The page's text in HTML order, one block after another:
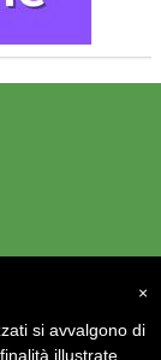
×
si avvalgono di
illustrate